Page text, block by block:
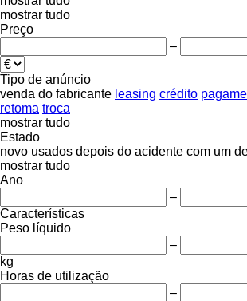
mostrar tudo
Preço
–
Tipo de anúncio
venda do fabricante leasing crédito
retoma troca
mostrar tudo
Estado
novo usados depois do acidente com um
mostrar tudo
Ano
–
Características
Peso líquido
–
kg
Horas de utilização
–